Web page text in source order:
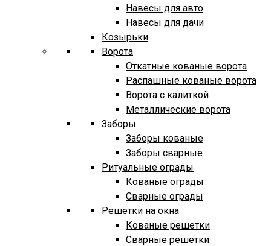
Навесы для авто
Навесы для дачи
Козырьки
Ворота
Откатные кованые ворота
Распашные кованые ворота
Ворота с калиткой
Металлические ворота
Заборы
Заборы кованые
Заборы сварные
Ритуальные ограды
Кованые ограды
Сварные ограды
Решетки на окна
Кованые решетки
Сварные решетки